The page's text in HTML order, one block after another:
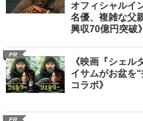
オフィシャルイ
名優、複雑な父
興収70億円突破》
PR
《映画『シェル
イサムがお盆を
コラボ》
PR